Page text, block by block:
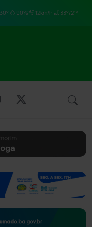
30° 90% 12km/h 33°/21°